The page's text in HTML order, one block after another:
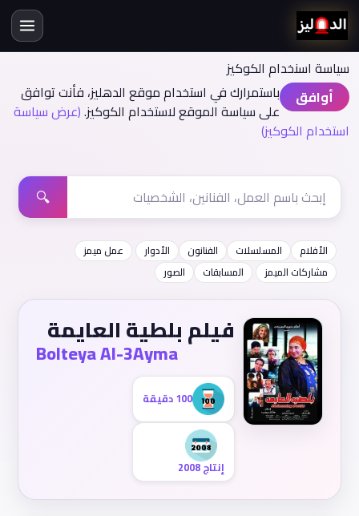
سياسة اسنخدام الكوكيز
أوافق
باستمرارك في استخدام موقع الدهليز، فأنت توافق
على سياسة الموقع لاستخدام الكوكيز.(عرض سياسة
استخدام الكوكيز)
🔍
الأفلام المسلسلات الفنانون الأدوار
عمل ميمز
مشاركات الميمز
المسابقات الصور
فيلم بلطية العايمة
Bolteya Al-3Ayma
100 دقيقة
إنتاج 2008